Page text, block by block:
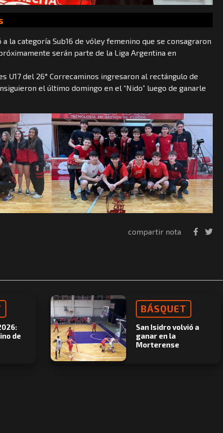
la categoría Sub16 de vóley femenino que se consagraron
serán parte de la Liga Argentina en
U17 del 26° Correcaminos ingresaron al rectángulo de
el último domingo en el “Nido” luego de ganarle
compartir nota
de
BÁSQUET
San Isidro volvió a
ganar en la
Morterense